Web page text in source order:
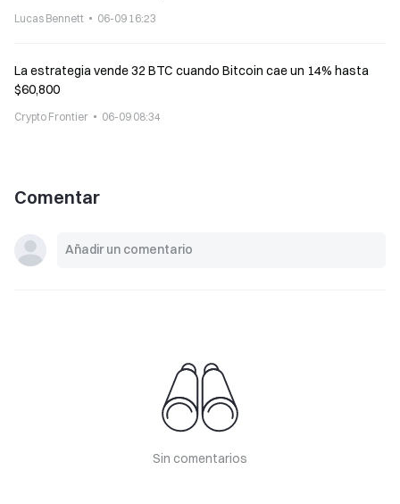
Lucas Bennett 06-09 16:23
La estrategia vende 32 BTC cuando Bitcoin cae un 14% hasta
$60,800
Crypto Frontier 06-09 08:34
Comentar
Sin comentarios